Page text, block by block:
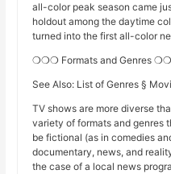
all-color peak season came
holdout among the daytime
turned into the first all-color
❍❍❍ Formats and Genres
See Also: List of Genres §
TV shows are more diverse
variety of formats and genres
be fictional (as in comedies
documentary, news, and
the case of a local news